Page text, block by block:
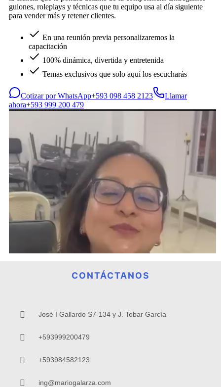
CONTÁCTANOS
José I Gallardo S7-134 y J. Tobar García
+593999200479
+593984582123
ing@mariogalarza.com